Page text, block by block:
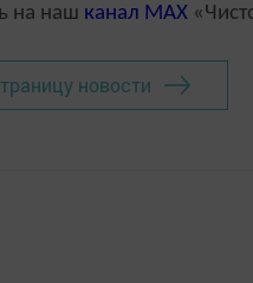
на наш канал MAX
новости